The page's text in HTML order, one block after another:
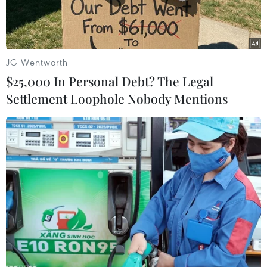
Bà Mạnh Vãn Chu, Giám đốc Tài chính Tập đoàn Huawei của
Trung Quốc. (Ảnh: Reuters/TTXVN)
Theo Reuters, Bộ Ngoại giao Trung Quốc ngày
10/12 cho biết cơ quan này chưa bao giờ nghe
JG Wentworth
$25,000 In Personal Debt? The Legal
Settlement Loophole Nobody Mentions